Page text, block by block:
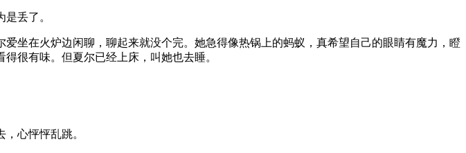
丢了。
坐在火炉边闲聊，聊起来就没个完。她急得像热锅上的蚂蚁，真希望自己的眼睛有魔力，瞪
很有味。但夏尔已经上床，叫她也去睡。
心怦怦乱跳。